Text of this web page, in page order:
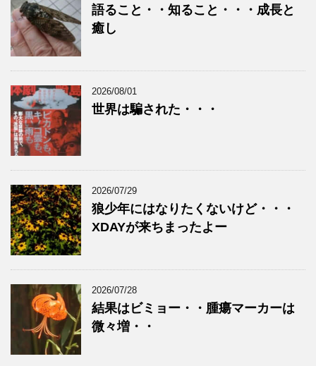
語ること・・知ること・・・成長と
癒し
2026/08/01
世界は騙された・・・
2026/07/29
狼少年にはなりたくないけど・・・
XDAYが来ちまったよー
2026/07/28
結果はビミョー・・腫瘍マーカーは
微々増・・